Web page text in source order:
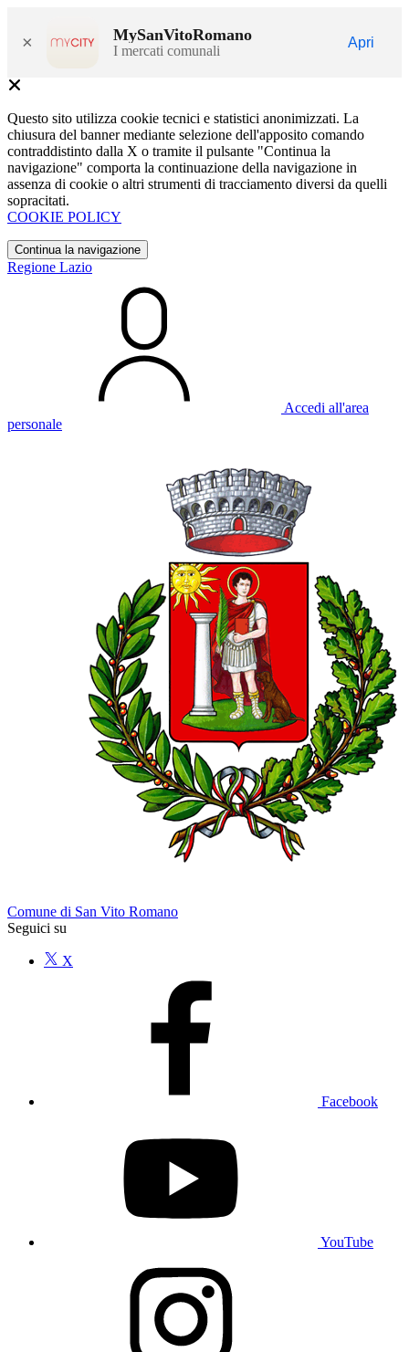
× MySanVitoRomano
I mercati comunali
Apri
Questo sito utilizza cookie tecnici e statistici anonimizzati. La
chiusura del banner mediante selezione dell'apposito comando
contraddistinto dalla X o tramite il pulsante "Continua la
navigazione" comporta la continuazione della navigazione in
assenza di cookie o altri strumenti di tracciamento diversi da quelli
sopracitati.
COOKIE POLICY
Continua la navigazione
Regione Lazio
Accedi all'area
personale
Comune di San Vito Romano
Seguici su
X
Facebook
YouTube